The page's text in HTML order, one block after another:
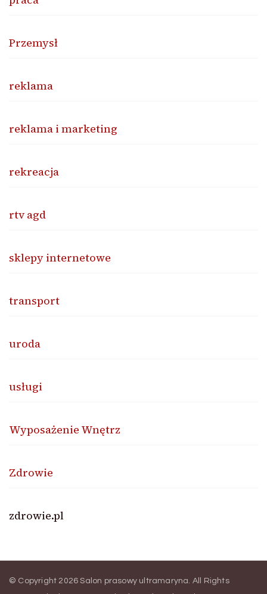
Przemysł
reklama
reklama i marketing
rekreacja
rtv agd
sklepy internetowe
transport
uroda
usługi
Wyposażenie Wnętrz
Zdrowie
zdrowie.pl
© Copyright 2026Salon prasowy ultramaryna . All Rights